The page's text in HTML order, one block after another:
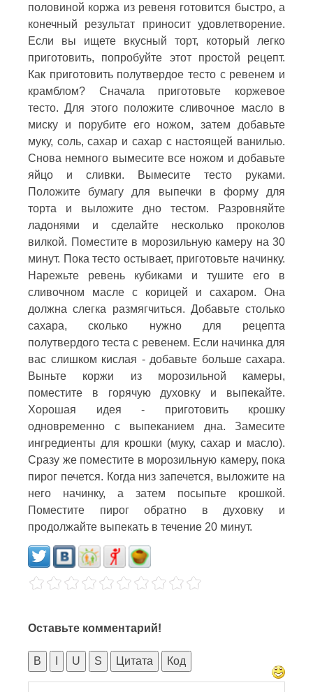
половиной коржа из ревеня готовится быстро, а
конечный результат приносит удовлетворение.
Если вы ищете вкусный торт, который легко
приготовить, попробуйте этот простой рецепт.
Как приготовить полутвердое тесто с ревенем и
крамблом? Сначала приготовьте коржевое
тесто. Для этого положите сливочное масло в
миску и порубите его ножом, затем добавьте
муку, соль, сахар и сахар с настоящей ванилью.
Снова немного вымесите все ножом и добавьте
яйцо и сливки. Вымесите тесто руками.
Положите бумагу для выпечки в форму для
торта и выложите дно тестом. Разровняйте
ладонями и сделайте несколько проколов
вилкой. Поместите в морозильную камеру на 30
минут. Пока тесто остывает, приготовьте начинку.
Нарежьте ревень кубиками и тушите его в
сливочном масле с корицей и сахаром. Она
должна слегка размягчиться. Добавьте столько
сахара, сколько нужно для рецепта
полутвердого теста с ревенем. Если начинка для
вас слишком кислая - добавьте больше сахара.
Выньте коржи из морозильной камеры,
поместите в горячую духовку и выпекайте.
Хорошая идея - приготовить крошку
одновременно с выпеканием дна. Замесите
ингредиенты для крошки (муку, сахар и масло).
Сразу же поместите в морозильную камеру, пока
пирог печется. Когда низ запечется, выложите на
него начинку, а затем посыпьте крошкой.
Поместите пирог обратно в духовку и
продолжайте выпекать в течение 20 минут.
Оставьте комментарий!
B U S Цитата Код